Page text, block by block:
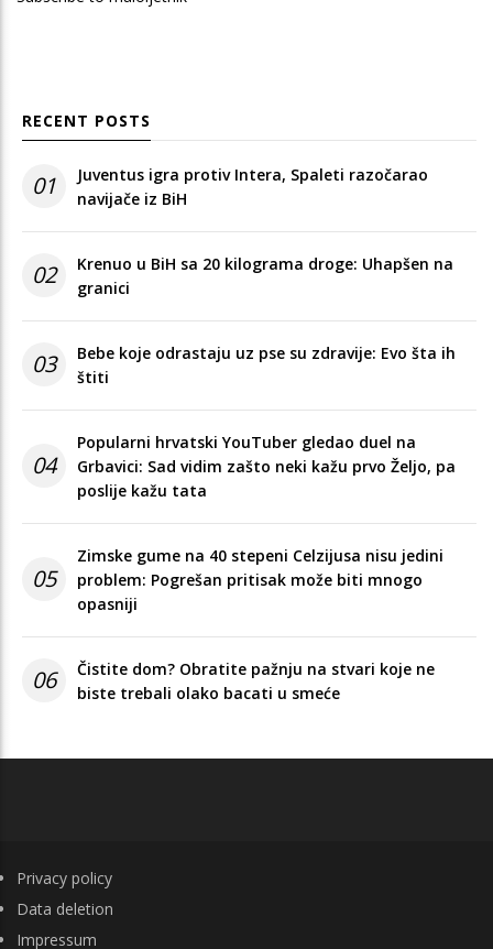
RECENT POSTS
01
Juventus igra protiv Intera, Spaleti razočarao
navijače iz BiH
02
Krenuo u BiH sa 20 kilograma droge: Uhapšen na
granici
03
Bebe koje odrastaju uz pse su zdravije: Evo šta ih
štiti
04
Popularni hrvatski YouTuber gledao duel na
Grbavici: Sad vidim zašto neki kažu prvo Željo, pa
poslije kažu tata
05
Zimske gume na 40 stepeni Celzijusa nisu jedini
problem: Pogrešan pritisak može biti mnogo
opasniji
06
Čistite dom? Obratite pažnju na stvari koje ne
biste trebali olako bacati u smeće
FOOTER
Privacy policy
Data deletion
Impressum